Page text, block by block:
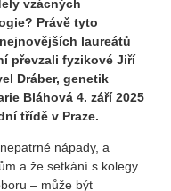
vzácných
Právě tyto
laureátů
převzali fyzikové Jiří
Dráber, genetik
Bláhová 4. září 2025
třídě v Praze.
nápady, a
a že setkání s kolegy
– může být